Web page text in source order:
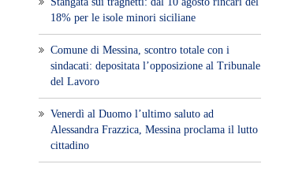
18% per le isole minori siciliane
Comune di Messina, scontro totale con i
sindacati: depositata l’opposizione al Tribunale
del Lavoro
Venerdì al Duomo l’ultimo saluto ad
Alessandra Frazzica, Messina proclama il lutto
cittadino